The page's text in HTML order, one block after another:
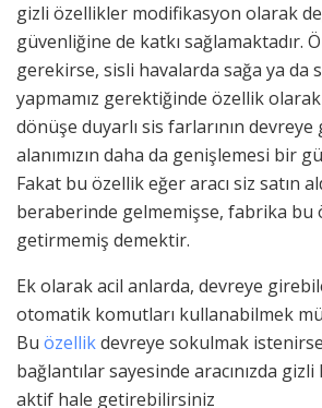
gizli özellikler modifikasyon olarak
güvenliğine de katkı sağlamaktadır.
gerekirse, sisli havalarda sağa ya da
yapmamız gerektiğinde özellik
dönüşe duyarlı sis farlarının
alanımızın daha da genişlemesi bir
Fakat bu özellik eğer aracı siz satın
beraberinde gelmemişse, fabrika bu
getirmemiş demektir.
Ek olarak acil anlarda, devreye
otomatik komutları kullanabilmek
Bu özellikdevreye sokulmak
bağlantılar sayesinde aracınızda
aktif hale getirebilirsiniz